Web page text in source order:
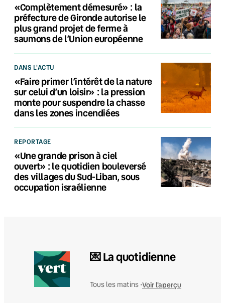
«Complètement démesuré» : la
préfecture de Gironde autorise le
plus grand projet de ferme à
saumons de l’Union européenne
DANS L'ACTU
«Faire primer l’intérêt de la nature
sur celui d’un loisir» : la pression
monte pour suspendre la chasse
dans les zones incendiées
REPORTAGE
«Une grande prison à ciel
ouvert» : le quotidien bouleversé
des villages du Sud-Liban, sous
occupation israélienne
💌 La quotidienne
Tous les matins •Voir l'aperçu